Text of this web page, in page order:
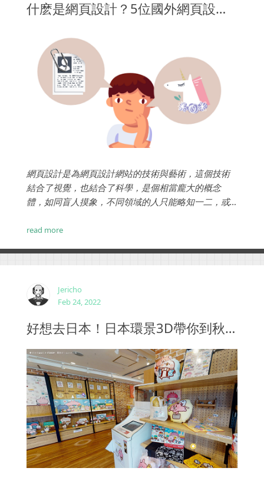
什麽是網頁設計？5位國外網頁設計師是這樣說的
網頁設計是為網頁設計網站的技術與藝術，這個技術
結合了視覺，也結合了科學，是個相當龐大的概念
體，如同盲人摸象，不同領域的人只能略知一二，或
的答案...
read more
Jericho
Feb 24, 2022
好想去日本！日本環景3D帶你到秋葉原、主題飯店、三麗鷗專賣店